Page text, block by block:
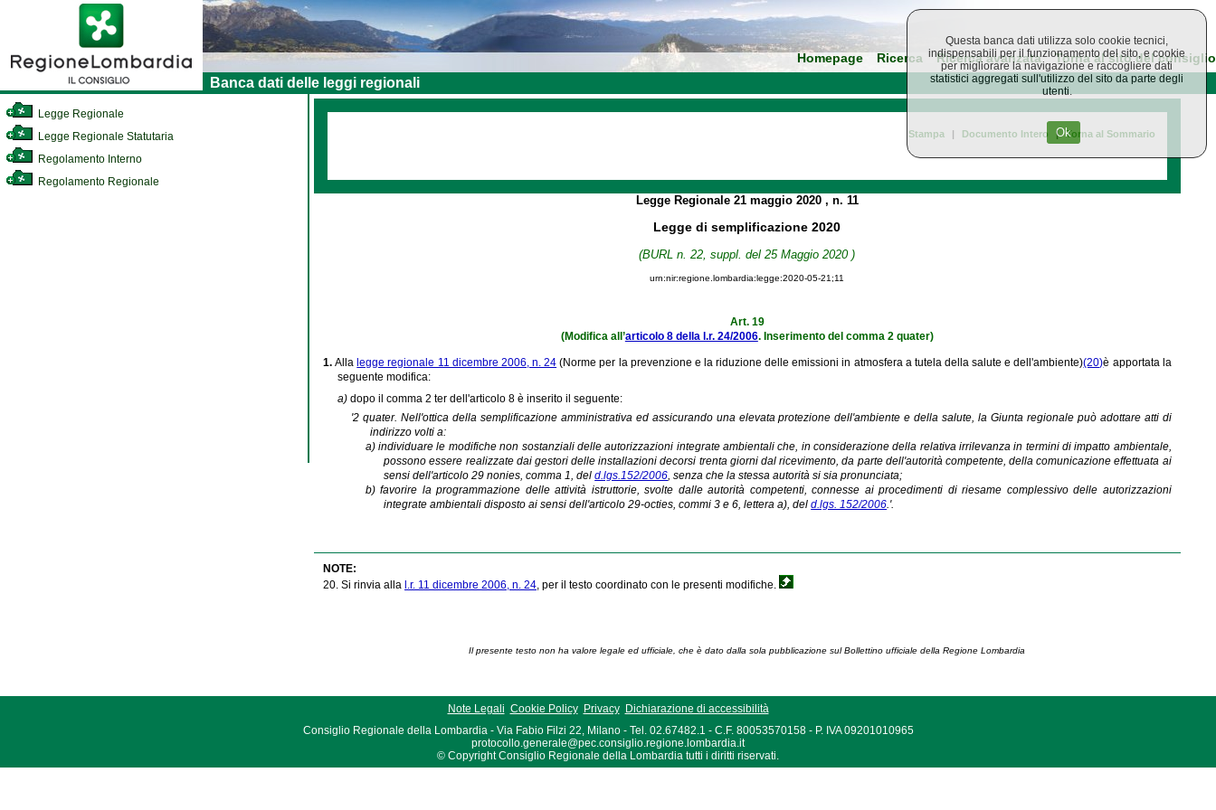
Homepage Ricerca Ricerca avanzata Torna al sito del consiglio
Banca dati delle leggi regionali
Legge Regionale
Legge Regionale Statutaria
Regolamento Interno
Regolamento Regionale
Stampa | Documento Intero | Torna al Sommario
Legge Regionale 21 maggio 2020 , n. 11
Legge di semplificazione 2020
(BURL n. 22, suppl. del 25 Maggio 2020 )
urn:nir:regione.lombardia:legge:2020-05-21;11
Art. 19
(Modifica all’articolo 8 della l.r. 24/2006. Inserimento del comma 2 quater)
1.Alla legge regionale 11 dicembre 2006, n. 24 (Norme per la prevenzione e la riduzione delle emissioni in atmosfera a tutela della salute e dell'ambiente)(20)è apportata la
seguente modifica:
a) dopo il comma 2 ter dell'articolo 8 è inserito il seguente:
'2 quater. Nell'ottica della semplificazione amministrativa ed assicurando una elevata protezione dell'ambiente e della salute, la Giunta regionale può adottare atti di
indirizzo volti a:
a)individuare le modifiche non sostanziali delle autorizzazioni integrate ambientali che, in considerazione della relativa irrilevanza in termini di impatto ambientale,
possono essere realizzate dai gestori delle installazioni decorsi trenta giorni dal ricevimento, da parte dell'autorità competente, della comunicazione effettuata ai
sensi dell'articolo 29 nonies, comma 1, deld.lgs.152/2006, senza che la stessa autorità si sia pronunciata;
b)favorire la programmazione delle attività istruttorie, svolte dalle autorità competenti, connesse ai procedimenti di riesame complessivo delle autorizzazioni
integrate ambientali disposto ai sensi dell'articolo 29-octies, commi 3 e 6, lettera a), deld.lgs. 152/2006.'.
NOTE:
20. Si rinvia alla l.r. 11 dicembre 2006, n. 24, per il testo coordinato con le presenti modifiche.
Il presente testo non ha valore legale ed ufficiale, che è dato dalla sola pubblicazione sul Bollettino ufficiale della Regione Lombardia
Note Legali Cookie Policy Privacy
Dichiarazione di accessibilità
Consiglio Regionale della Lombardia - Via Fabio Filzi 22, Milano - Tel. 02.67482.1 - C.F. 80053570158 - P. IVA 09201010965
protocollo.generale@pec.consiglio.regione.lombardia.it
© Copyright Consiglio Regionale della Lombardia tutti i diritti riservati.
Questa banca dati utilizza solo cookie tecnici,
indispensabili per il funzionamento del sito, e cookie
per migliorare la navigazione e raccogliere dati
statistici aggregati sull'utilizzo del sito da parte degli
utenti.
Ok